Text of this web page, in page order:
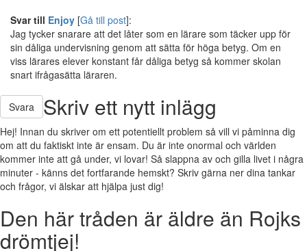
Svar till Enjoy [Gå till post]:
Jag tycker snarare att det låter som en lärare som täcker upp för
sin dåliga undervisning genom att sätta för höga betyg. Om en
viss lärares elever konstant får dåliga betyg så kommer skolan
snart ifrågasätta läraren.
Svara Skriv ett nytt inlägg
Hej! Innan du skriver om ett potentiellt problem så vill vi påminna dig
om att du faktiskt inte är ensam. Du är inte onormal och världen
kommer inte att gå under, vi lovar! Så slappna av och gilla livet i några
minuter - känns det fortfarande hemskt? Skriv gärna ner dina tankar
och frågor, vi älskar att hjälpa just dig!
Den här tråden är äldre än Rojks
drömtjej!